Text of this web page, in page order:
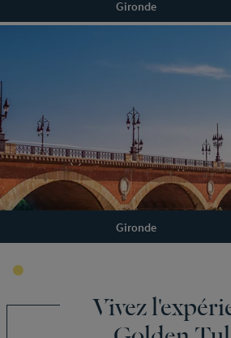
Gironde
Gironde
Vivez